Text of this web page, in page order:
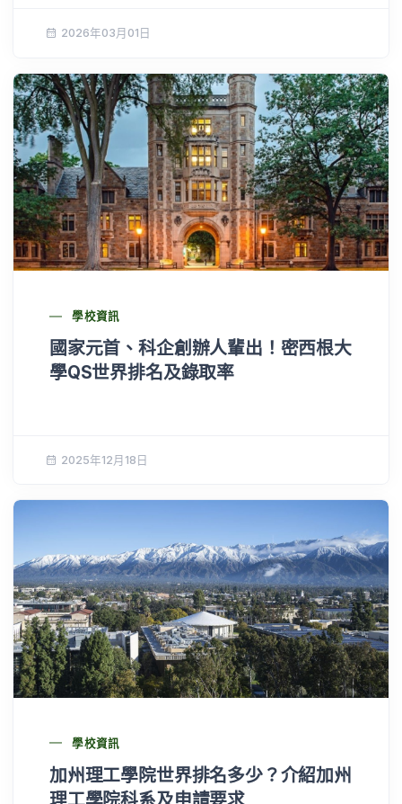
2026年03月01日
學校資訊
國家元首、科企創辦人輩出！密西根大
學QS世界排名及錄取率
2025年12月18日
學校資訊
加州理工學院世界排名多少？介紹加州
理工學院科系及申請要求